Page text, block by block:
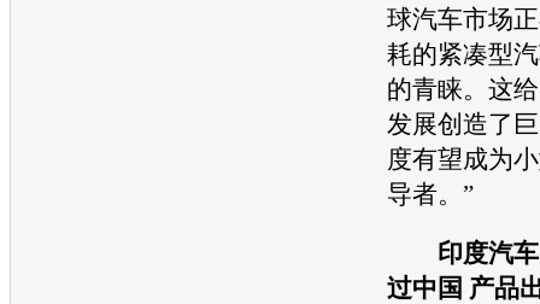
球汽车市场
耗的紧凑型
的青睐。这
发展创造了
度有望成为
导者。”
印度汽车
过中国 产品